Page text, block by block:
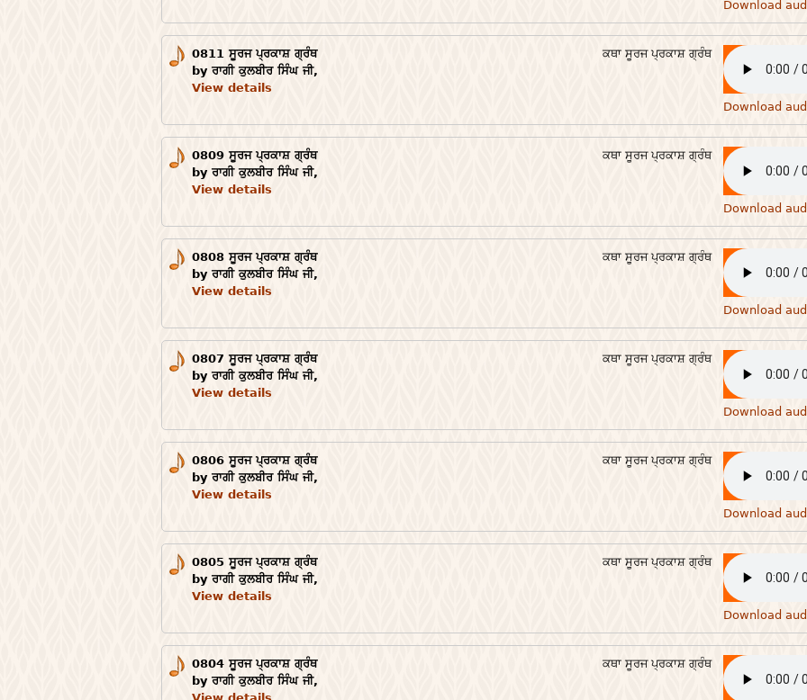
Download
0811 ਸੂਰਜ ਪ੍ਰਕਾਸ਼ ਗ੍ਰੰਥ
by ਰਾਗੀ ਕੁਲਬੀਰ ਸਿੰਘ ਜੀ,
View details
Download
ਕਥਾ ਸੂਰਜ ਪ੍ਰਕਾਸ਼ ਗ੍ਰੰਥ
0809 ਸੂਰਜ ਪ੍ਰਕਾਸ਼ ਗ੍ਰੰਥ
by ਰਾਗੀ ਕੁਲਬੀਰ ਸਿੰਘ ਜੀ,
View details
Download
ਕਥਾ ਸੂਰਜ ਪ੍ਰਕਾਸ਼ ਗ੍ਰੰਥ
0808 ਸੂਰਜ ਪ੍ਰਕਾਸ਼ ਗ੍ਰੰਥ
by ਰਾਗੀ ਕੁਲਬੀਰ ਸਿੰਘ ਜੀ,
View details
Download
ਕਥਾ ਸੂਰਜ ਪ੍ਰਕਾਸ਼ ਗ੍ਰੰਥ
0807 ਸੂਰਜ ਪ੍ਰਕਾਸ਼ ਗ੍ਰੰਥ
by ਰਾਗੀ ਕੁਲਬੀਰ ਸਿੰਘ ਜੀ,
View details
Download
ਕਥਾ ਸੂਰਜ ਪ੍ਰਕਾਸ਼ ਗ੍ਰੰਥ
0806 ਸੂਰਜ ਪ੍ਰਕਾਸ਼ ਗ੍ਰੰਥ
by ਰਾਗੀ ਕੁਲਬੀਰ ਸਿੰਘ ਜੀ,
View details
Download
ਕਥਾ ਸੂਰਜ ਪ੍ਰਕਾਸ਼ ਗ੍ਰੰਥ
0805 ਸੂਰਜ ਪ੍ਰਕਾਸ਼ ਗ੍ਰੰਥ
by ਰਾਗੀ ਕੁਲਬੀਰ ਸਿੰਘ ਜੀ,
View details
Download
ਕਥਾ ਸੂਰਜ ਪ੍ਰਕਾਸ਼ ਗ੍ਰੰਥ
0804 ਸੂਰਜ ਪ੍ਰਕਾਸ਼ ਗ੍ਰੰਥ
by ਰਾਗੀ ਕੁਲਬੀਰ ਸਿੰਘ ਜੀ,
ਕਥਾ ਸੂਰਜ ਪ੍ਰਕਾਸ਼ ਗ੍ਰੰਥ